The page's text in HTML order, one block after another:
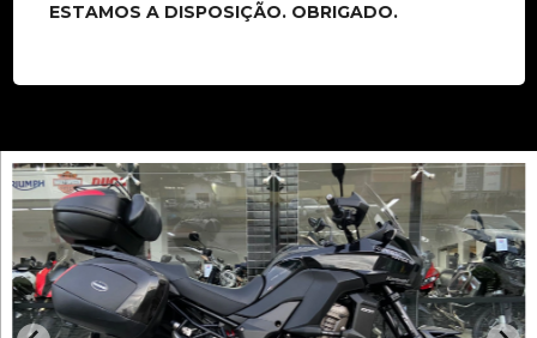
ESTAMOS A DISPOSIÇÃO. OBRIGADO.